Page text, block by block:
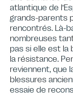
atlantique de
grands-parents
rencontrés. Là-
nombreuses
pas si elle est la
la résistance.
reviennent, que
blessures
essaie de